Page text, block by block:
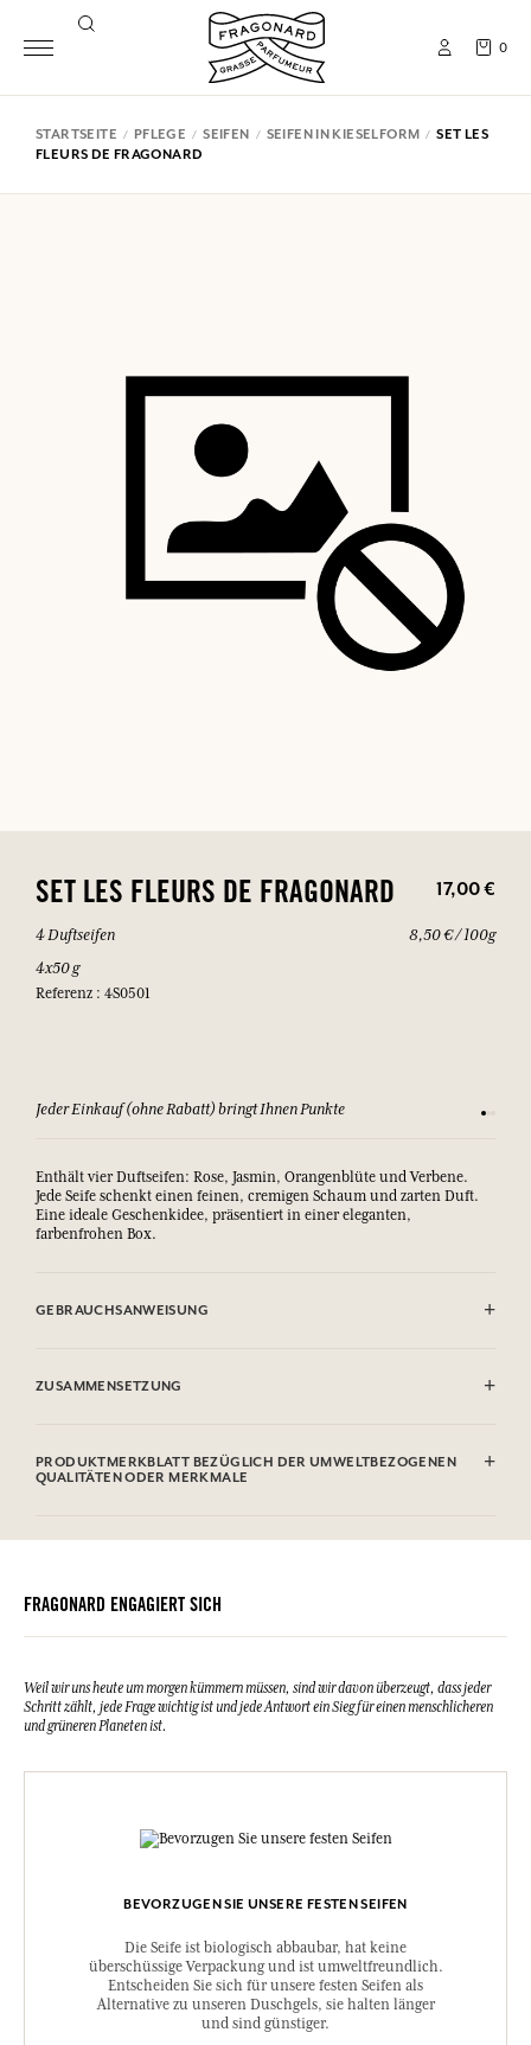
0
STARTSEITE PFLEGE SEIFEN SEIFEN IN KIESELFORM
SET LES
FLEURS DE FRAGONARD
SET LES FLEURS DE FRAGONARD 17,00 €
4 Duftseifen
4x50 g
Referenz : 4S0501
8,50 € / 100g
Jeder Einkauf (ohne Rabatt) bringt Ihnen Punkte Sehen
Enthält vier Duftseifen: Rose, Jasmin, Orangenblüte und Verbene.
Jede Seife schenkt einen feinen, cremigen Schaum und zarten Duft.
Eine ideale Geschenkidee, präsentiert in einer eleganten,
farbenfrohen Box.
GEBRAUCHSANWEISUNG
ZUSAMMENSETZUNG
Sodium Tallowate, Sodium Cocoate, Aqua (Water), Parfum
(Fragrance), Glycerin, Sodium Chloride, Benzyl Salicylate, Sodium
Etidronic Acid, Hexyl Cinnamal, Limonene, Citral, Geraniol, CI
Sodium Tallowate, Sodium Cocoate, Aqua (Water), Parfum
(Fragrance), Glycerin, Sodium Chloride, Sodium Hydroxide,
Etidronic Acid, Linalool, Limonene, Geraniol, CI 77891 (Titanium
dioxide), CI 17200 (D&C Red 33), CI 42090 (Fd&C Blue 1).
Rose
Etidronic Acid, Geraniol, Citronellol, Eugenol, Cinnamyl Alcohol, CI
77891 (Titanium dioxide), CI 17200 (D&C Red 33).
Verpackung des gekauften Produkts ein.
PRODUKTMERKBLATT BEZÜGLICH DER UMWELTBEZOGENEN
QUALITÄTEN ODER MERKMALE
Bitte konsultieren Sie die Umweltqualitäten oder -merkmale, indem
FRAGONARD ENGAGIERT SICH
Weil wir uns heute um morgen kümmern müssen, sind wir davon überzeugt, dass jeder
Schritt zählt, jede Frage wichtig ist und jede Antwort ein Sieg für einen menschlicheren
und grüneren Planeten ist.
BEVORZUGEN SIE UNSERE FESTEN SEIFEN
Die Seife ist biologisch abbaubar, hat keine
überschüssige Verpackung und ist umweltfreundlich.
Entscheiden Sie sich für unsere festen Seifen als
Alternative zu unseren Duschgels, sie halten länger
und sind günstiger.